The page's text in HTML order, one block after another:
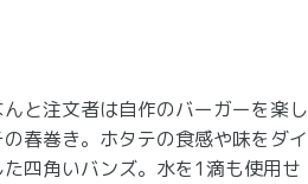
と注文者は自作のバーガーを楽し
春巻き。ホタテの食感や味をダイ
四角いバンズ。水を1滴も使用せ